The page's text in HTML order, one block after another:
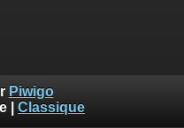
Piwigo
Classique